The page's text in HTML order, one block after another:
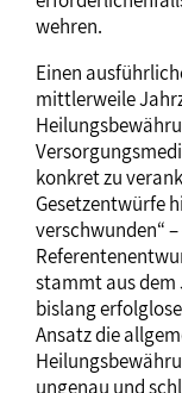
wehren.
Einen
mittlerweile
konkret zu
Gesetzentwürfe
verschwunden“
stammt aus dem
bislang
Ansatz die
ungenau und